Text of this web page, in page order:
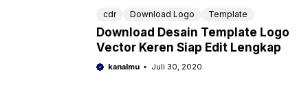
cdr Download Logo Template
Download Desain Template Logo
Vector Keren Siap Edit Lengkap
kanalmu Juli 30, 2020